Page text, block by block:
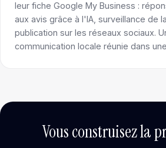
leur fiche Google My Business :
aux avis grâce à l'IA, surveillance de
publication sur les réseaux sociaux.
communication locale réunie dans
Vous construisez la